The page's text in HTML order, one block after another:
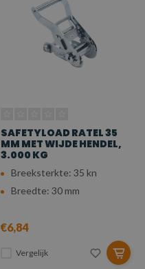
SAFETYLOAD RATEL 35
MM MET WIJDE HENDEL,
3.000 KG
Breeksterkte: 35 kn
Breedte: 30 mm
€6,84
Vergelijk